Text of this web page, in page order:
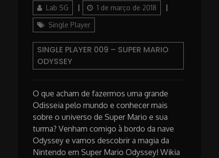
AuthorLab SG
Posted
on
1 de março de 2018
Single Player
SINGLE PLAYER 009 – SUPER MARIO
ODYSSEY
O que acham de fazermos uma grande
Odisseia pelo mundo e conhecer mais
sobre o universo de Super Mario e sua
turma? Venham comigo à bordo da nave
Odyssey e vamos descobrir a magia da
Nintendo em Super Mario Odyssey! Wikia